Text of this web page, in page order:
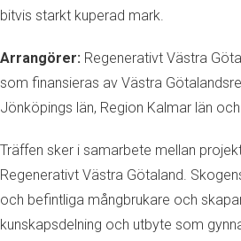
bitvis starkt kuperad mark.
Arrangörer: Regenerativt Västra
som finansieras av Västra
Jönköpings län, Region Kalmar län
Träffen sker i samarbete mellan
Regenerativt Västra Götaland.
och befintliga mångbrukare och
kunskapsdelning och utbyte som